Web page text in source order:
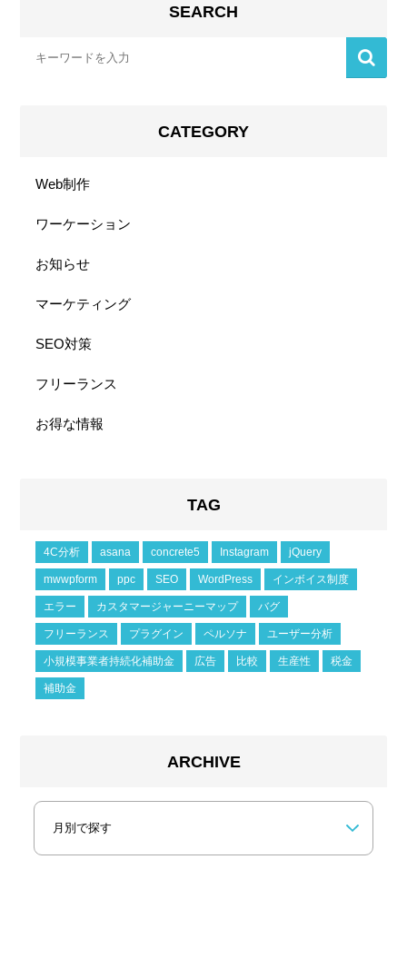
SEARCH
CATEGORY
Web制作
ワーケーション
お知らせ
マーケティング
SEO対策
フリーランス
お得な情報
TAG
4C分析 asana concrete5 Instagram jQuery
mwwpform ppc SEO WordPress インボイス制度
エラー カスタマージャーニーマップ バグ
フリーランス プラグイン ペルソナ ユーザー分析
小規模事業者持続化補助金 広告 比較 生産性 税金
補助金
ARCHIVE